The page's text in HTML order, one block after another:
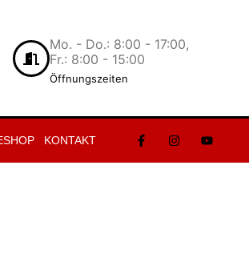
Mo. - Do.: 8:00 - 17:00,
Fr.: 8:00 - 15:00
Öffnungszeiten
KONTAKT